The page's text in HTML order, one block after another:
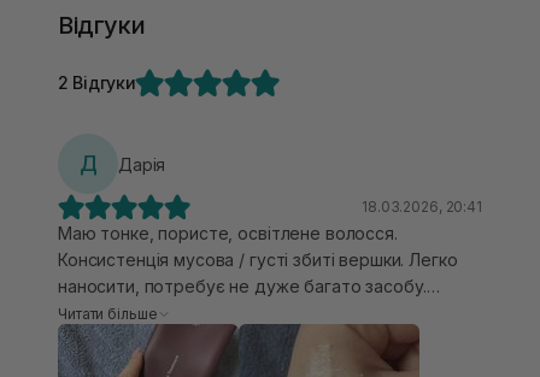
Відгуки
2 Відгуки
Д Дарія
18.03.2026, 20:41
Маю тонке, пористе, освітлене волосся.
Консистенція мусова / густі збиті вершки. Легко
наносити, потребує не дуже багато засобу.
Проте його дію я не до кінця розумію і бачу. Так,
волосся стає жорсткішим (протеїни працюють), є
пухнастість, яку можна прибрати кондиціонером
Читати більше